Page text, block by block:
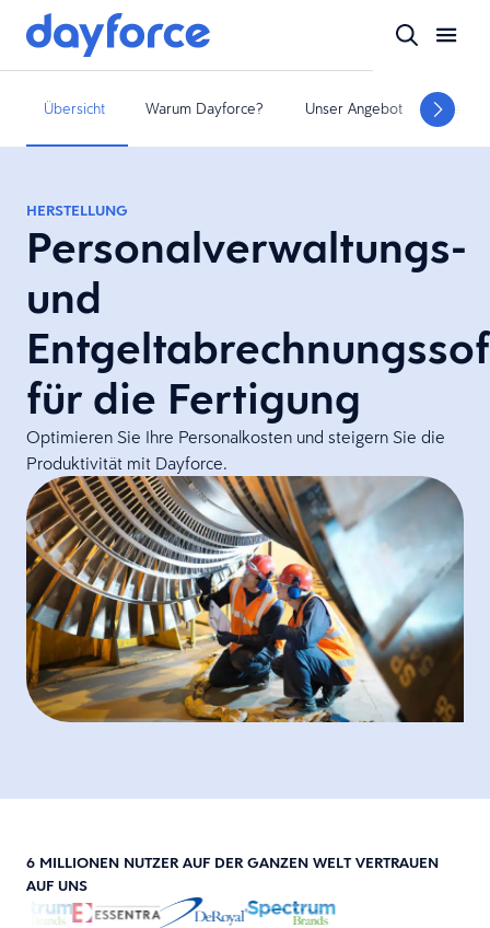
Übersicht Warum Dayforce? Unser Angebot
HERSTELLUNG
Personalverwaltungs-
und
für die Fertigung
Optimieren Sie Ihre Personalkosten und steigern Sie die
Produktivität mit Dayforce.
6 MILLIONEN NUTZER AUF DER GANZEN WELT VERTRAUEN
AUF UNS